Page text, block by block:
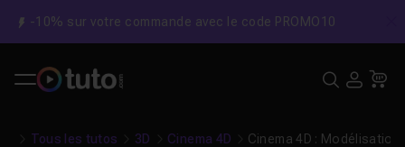
-10% sur votre commande avec le code PROMO10
Tous les tutos 3D Cinema 4D Cinema 4D :